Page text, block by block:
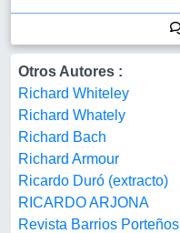
Otros Autores :
Richard Whiteley
Richard Whately
Richard Bach
Richard Armour
Ricardo Duró (extracto)
RICARDO ARJONA
Revista Barrios Porteños